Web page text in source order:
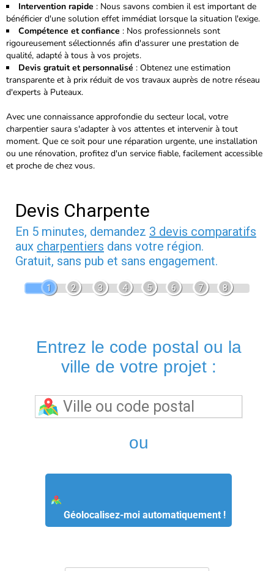
Intervention rapide : Nous savons combien il est important de
bénéficier d'une solution effet immédiat lorsque la situation l'exige.
Compétence et confiance : Nos professionnels sont
rigoureusement sélectionnés afin d'assurer une prestation de
qualité, adapté à tous à vos projets.
Devis gratuit et personnalisé : Obtenez une estimation
transparente et à prix réduit de vos travaux auprès de notre réseau
d'experts à Puteaux.
Avec une connaissance approfondie du secteur local, votre
charpentier saura s'adapter à vos attentes et intervenir à tout
moment. Que ce soit pour une réparation urgente, une installation
ou une rénovation, profitez d'un service fiable, facilement accessible
et proche de chez vous.
Devis Charpente
En 5 minutes, demandez 3 devis comparatifs
aux charpentiers dans votre région.
Gratuit, sans pub et sans engagement.
1 2 3 4 5 6 7 8
Entrez le code postal ou la
ville de votre projet :
ou
Géolocalisez-moi automatiquement !